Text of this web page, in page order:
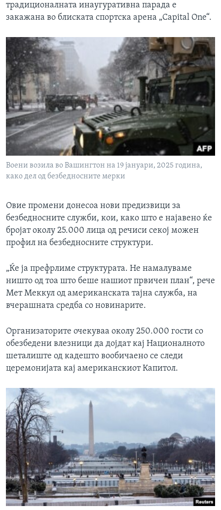
традиционалната инаугуративна парада е
закажана во блиската спортска арена „Capital One“.
Воени возила во Вашингтон на 19 јануари, 2025 година,
како дел од безбедносните мерки
Овие промени донесоа нови предизвици за
безбедносните служби, кои, како што е најавено ќе
бројат околу 25.000 лица од речиси секој можен
профил на безбедносните структури.
„Ќе ја префрлиме структурата. Не намалуваме
ништо од тоа што беше нашиот првичен план“, рече
Мет Меккул од американската тајна служба, на
вчерашната средба со новинарите.
Организаторите очекуваа околу 250.000 гости со
обезбедени влезници да дојдат кај Националното
шеталиште од кадешто вообичаено се следи
церемонијата кај американскиот Капитол.